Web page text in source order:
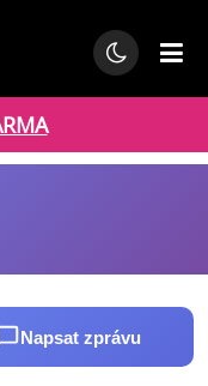
Napsat zprávu